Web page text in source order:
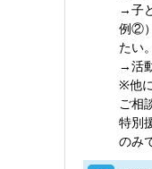
→子
例②
たい
→活
※他
ご相
特別
のみ